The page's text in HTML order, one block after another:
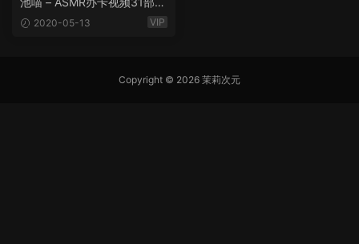
[31V/4.2G]
2020-05-13 VIP
Copyright © 2026 茉莉次元